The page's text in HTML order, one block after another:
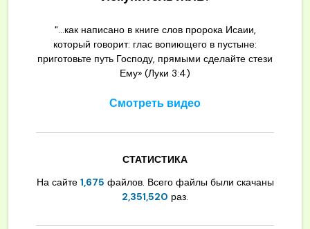
"...как написано в книге слов пророка Исаии,
который говорит: глас вопиющего в пустыне:
приготовьте путь Господу, прямыми сделайте стези
Ему» (Луки 3:4)
Смотреть видео
СТАТИСТИКА
На сайте 1,675 файлов. Всего файлы были скачаны
2,351,520 раз.